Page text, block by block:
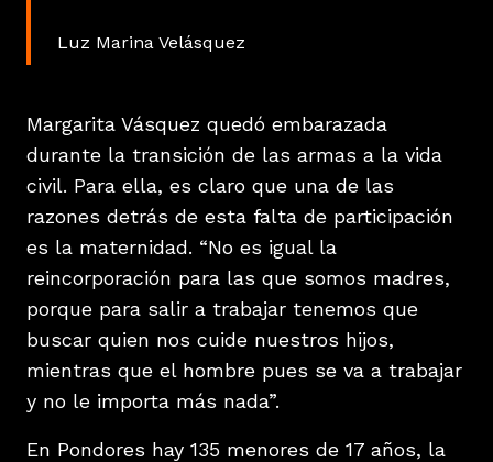
Luz Marina Velásquez
Margarita Vásquez quedó embarazada
durante la transición de las armas a la vida
civil. Para ella, es claro que una de las
razones detrás de esta falta de participación
es la maternidad. “No es igual la
reincorporación para las que somos madres,
porque para salir a trabajar tenemos que
buscar quien nos cuide nuestros hijos,
mientras que el hombre pues se va a trabajar
y no le importa más nada”.
En Pondores hay 135 menores de 17 años, la